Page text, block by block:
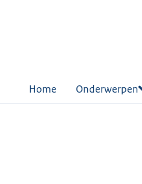
Home Onderwerpen